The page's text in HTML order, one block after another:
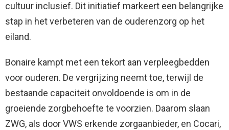
cultuur inclusief. Dit initiatief markeert een belangrijke
stap in het verbeteren van de ouderenzorg op het
eiland.
Bonaire kampt met een tekort aan verpleegbedden
voor ouderen. De vergrijzing neemt toe, terwijl de
bestaande capaciteit onvoldoende is om in de
groeiende zorgbehoefte te voorzien. Daarom slaan
ZWG, als door VWS erkende zorgaanbieder, en Cocari,